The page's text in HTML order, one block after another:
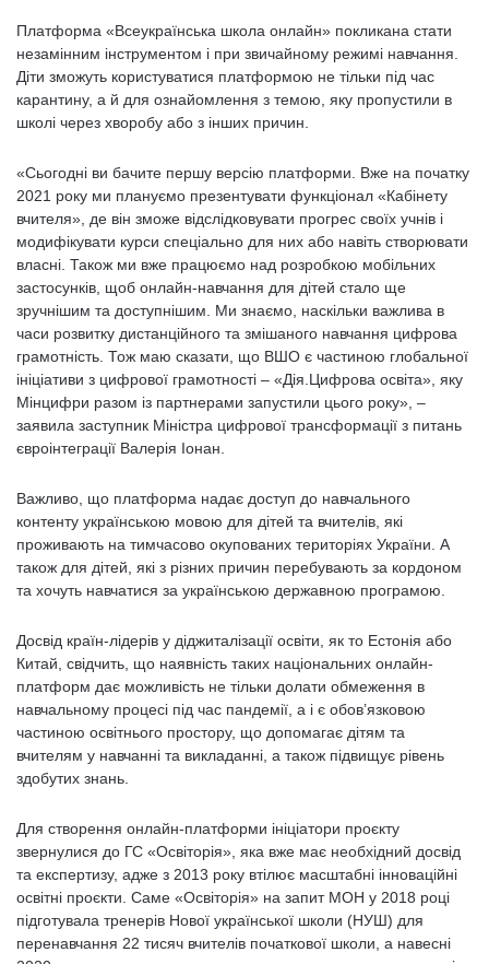
Платформа «Всеукраїнська школа онлайн» покликана стати
незамінним інструментом і при звичайному режимі навчання.
Діти зможуть користуватися платформою не тільки під час
карантину, а й для ознайомлення з темою, яку пропустили в
школі через хворобу або з інших причин.
«Сьогодні ви бачите першу версію платформи. Вже на початку
2021 року ми плануємо презентувати функціонал «Кабінету
вчителя», де він зможе відслідковувати прогрес своїх учнів і
модифікувати курси спеціально для них або навіть створювати
власні. Також ми вже працюємо над розробкою мобільних
застосунків, щоб онлайн-навчання для дітей стало ще
зручнішим та доступнішим. Ми знаємо, наскільки важлива в
часи розвитку дистанційного та змішаного навчання цифрова
грамотність. Тож маю сказати, що ВШО є частиною глобальної
ініціативи з цифрової грамотності – «Дія.Цифрова освіта», яку
Мінцифри разом із партнерами запустили цього року», –
заявила заступник Міністра цифрової трансформації з питань
євроінтеграції Валерія Іонан.
Важливо, що платформа надає доступ до навчального
контенту українською мовою для дітей та вчителів, які
проживають на тимчасово окупованих територіях України. А
також для дітей, які з різних причин перебувають за кордоном
та хочуть навчатися за українською державною програмою.
Досвід країн-лідерів у діджиталізації освіти, як то Естонія або
Китай, свідчить, що наявність таких національних онлайн-
платформ дає можливість не тільки долати обмеження в
навчальному процесі під час пандемії, а і є обов’язковою
частиною освітнього простору, що допомагає дітям та
вчителям у навчанні та викладанні, а також підвищує рівень
здобутих знань.
Для створення онлайн-платформи ініціатори проєкту
звернулися до ГС «Освіторія», яка вже має необхідний досвід
та експертизу, адже з 2013 року втілює масштабні інноваційні
освітні проєкти. Саме «Освіторія» на запит МОН у 2018 році
підготувала тренерів Нової української школи (НУШ) для
перенавчання 22 тисяч вчителів початкової школи, а навесні